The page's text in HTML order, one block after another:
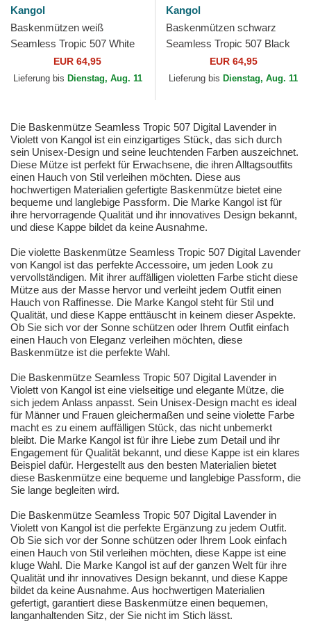
Kangol
Baskenmützen weiß
Seamless Tropic 507 White
von KangolEUR 64,95
Lieferung bis Dienstag, Aug. 11
Kangol
Baskenmützen schwarz
Seamless Tropic 507 Black
von KangolEUR 64,95
Lieferung bis Dienstag, Aug. 11
Die Baskenmütze Seamless Tropic 507 Digital Lavender in
Violett von Kangol ist ein einzigartiges Stück, das sich durch
sein Unisex-Design und seine leuchtenden Farben auszeichnet.
Diese Mütze ist perfekt für Erwachsene, die ihren Alltagsoutfits
einen Hauch von Stil verleihen möchten. Diese aus
hochwertigen Materialien gefertigte Baskenmütze bietet eine
bequeme und langlebige Passform. Die Marke Kangol ist für
ihre hervorragende Qualität und ihr innovatives Design bekannt,
und diese Kappe bildet da keine Ausnahme.
Die violette Baskenmütze Seamless Tropic 507 Digital Lavender
von Kangol ist das perfekte Accessoire, um jeden Look zu
vervollständigen. Mit ihrer auffälligen violetten Farbe sticht diese
Mütze aus der Masse hervor und verleiht jedem Outfit einen
Hauch von Raffinesse. Die Marke Kangol steht für Stil und
Qualität, und diese Kappe enttäuscht in keinem dieser Aspekte.
Ob Sie sich vor der Sonne schützen oder Ihrem Outfit einfach
einen Hauch von Eleganz verleihen möchten, diese
Baskenmütze ist die perfekte Wahl.
Die Baskenmütze Seamless Tropic 507 Digital Lavender in
Violett von Kangol ist eine vielseitige und elegante Mütze, die
sich jedem Anlass anpasst. Sein Unisex-Design macht es ideal
für Männer und Frauen gleichermaßen und seine violette Farbe
macht es zu einem auffälligen Stück, das nicht unbemerkt
bleibt. Die Marke Kangol ist für ihre Liebe zum Detail und ihr
Engagement für Qualität bekannt, und diese Kappe ist ein klares
Beispiel dafür. Hergestellt aus den besten Materialien bietet
diese Baskenmütze eine bequeme und langlebige Passform, die
Sie lange begleiten wird.
Die Baskenmütze Seamless Tropic 507 Digital Lavender in
Violett von Kangol ist die perfekte Ergänzung zu jedem Outfit.
Ob Sie sich vor der Sonne schützen oder Ihrem Look einfach
einen Hauch von Stil verleihen möchten, diese Kappe ist eine
kluge Wahl. Die Marke Kangol ist auf der ganzen Welt für ihre
Qualität und ihr innovatives Design bekannt, und diese Kappe
bildet da keine Ausnahme. Aus hochwertigen Materialien
gefertigt, garantiert diese Baskenmütze einen bequemen,
langanhaltenden Sitz, der Sie nicht im Stich lässt.